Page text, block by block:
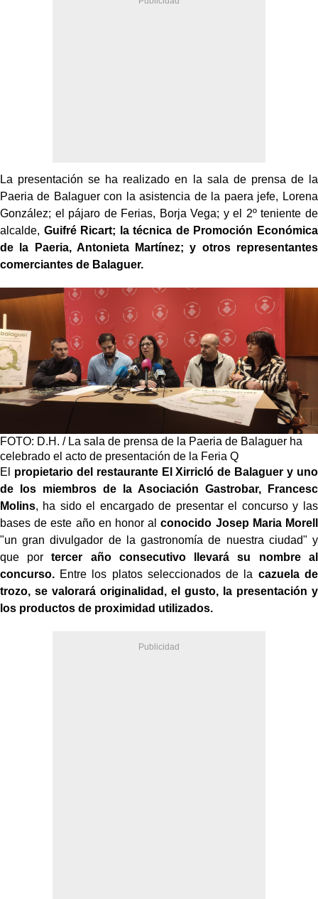
La presentación se ha realizado en la sala de prensa de la
Paeria de Balaguer con la asistencia de la paera jefe, Lorena
González; el pájaro de Ferias, Borja Vega; y el 2º teniente de
alcalde, Guifré Ricart; la técnica de Promoción Económica
de la Paeria, Antonieta Martínez; y otros representantes
comerciantes de Balaguer.
FOTO: D.H. / La sala de prensa de la Paeria de Balaguer ha
celebrado el acto de presentación de la Feria Q
El propietario del restaurante El Xirricló de Balaguer y uno
de los miembros de la Asociación Gastrobar, Francesc
Molins, ha sido el encargado de presentar el concurso y las
bases de este año en honor alconocido Josep Maria Morell
"un gran divulgador de la gastronomía de nuestra ciudad" y
que por tercer año consecutivo llevará su nombre al
concurso. Entre los platos seleccionados de la cazuela de
trozo, se valorará originalidad, el gusto, la presentación y
los productos de proximidad utilizados.